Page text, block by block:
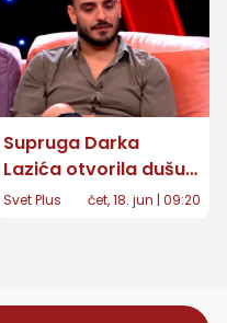
Supruga Darka
Lazića otvorila dušu:
"Nikada se nećemo
Svet Plus čet, 18. jun | 09:20